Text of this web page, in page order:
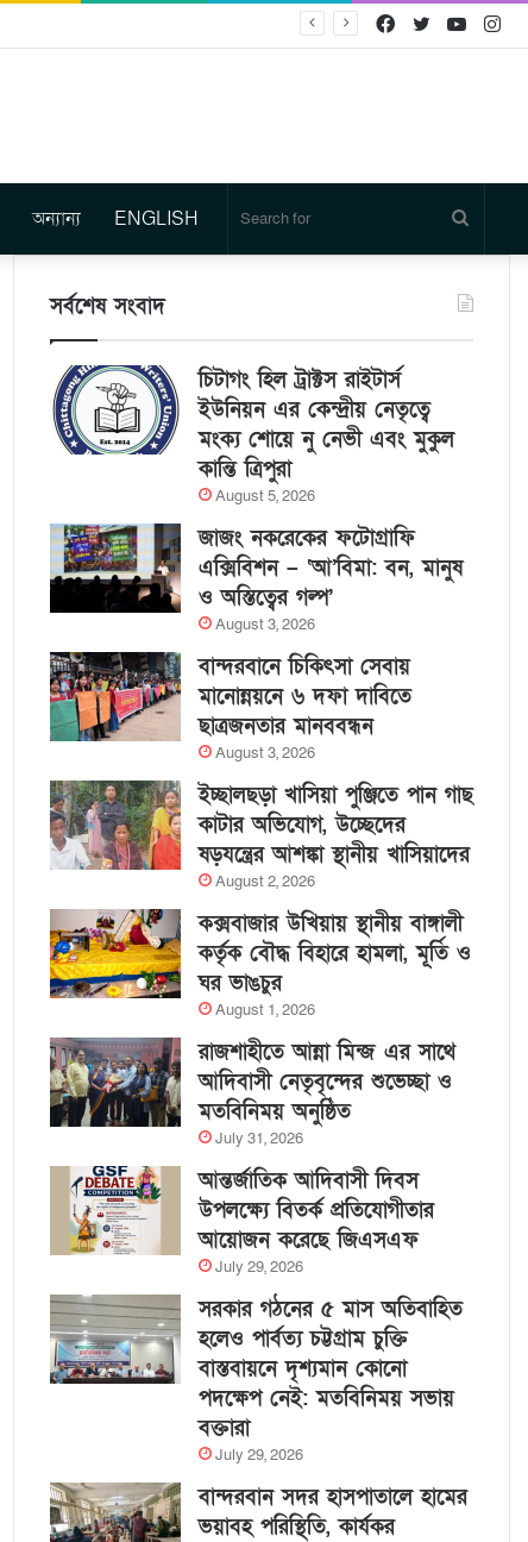
Twitter
Facebook
অন্যান্য ENGLISH
for
সর্বশেষ সংবাদ
চিটাগং হিল ট্রাক্টস রাইটার্স
ইউনিয়ন এর কেন্দ্রীয় নেতৃত্বে
মংক্য শোয়ে নু নেভী এবং মুকুল
কান্তি ত্রিপুরা
August 5, 2026
জাজং নকরেকের ফটোগ্রাফি
এক্সিবিশন – ‘আ’বিমা: বন, মানুষ
ও অস্তিত্বের গল্প’
August 3, 2026
বান্দরবানে চিকিৎসা সেবায়
মানোন্নয়নে ৬ দফা দাবিতে
ছাত্রজনতার মানববন্ধন
August 3, 2026
ইচ্ছালছড়া খাসিয়া পুঞ্জিতে পান গাছ
কাটার অভিযোগ, উচ্ছেদের
ষড়যন্ত্রের আশঙ্কা স্থানীয় খাসিয়াদের
August 2, 2026
কক্সবাজার উখিয়ায় স্থানীয় বাঙ্গালী
কর্তৃক বৌদ্ধ বিহারে হামলা, মূর্তি ও
ঘর ভাঙচুর
August 1, 2026
রাজশাহীতে আন্না মিন্জ এর সাথে
আদিবাসী নেতৃবৃন্দের শুভেচ্ছা ও
মতবিনিময় অনুষ্ঠিত
July 31, 2026
আন্তর্জাতিক আদিবাসী দিবস
উপলক্ষ্যে বিতর্ক প্রতিযোগীতার
আয়োজন করেছে জিএসএফ
July 29, 2026
সরকার গঠনের ৫ মাস অতিবাহিত
হলেও পার্বত্য চট্টগ্রাম চুক্তি
বাস্তবায়নে দৃশ্যমান কোনো
পদক্ষেপ নেই: মতবিনিময় সভায়
বক্তারা
July 29, 2026
বান্দরবান সদর হাসপাতালে হামের
ভয়াবহ পরিস্থিতি, কার্যকর